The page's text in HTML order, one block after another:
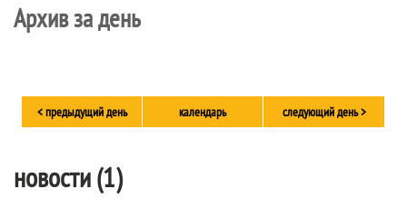
Архив за день
< предыдущий день календарь следующий день >
новости (1)